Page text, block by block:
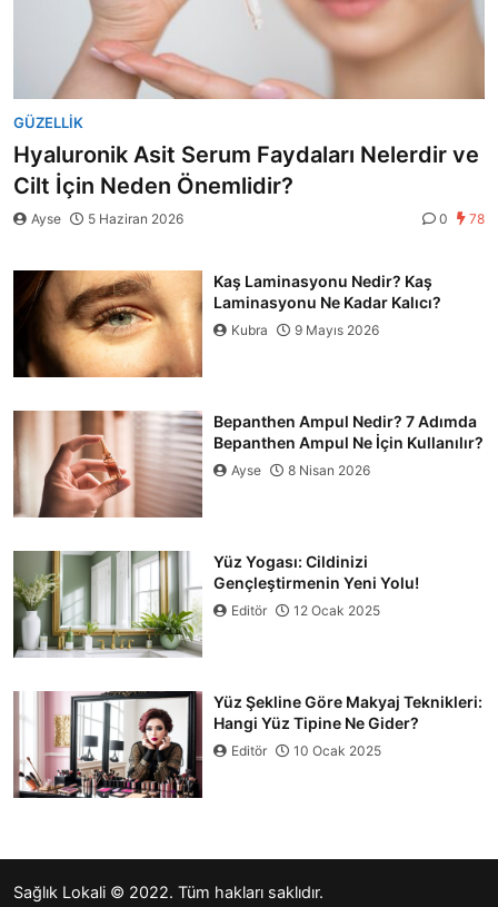
GÜZELLIK
Hyaluronik Asit Serum Faydaları Nelerdir ve
Cilt İçin Neden Önemlidir?
Ayse 5 Haziran 2026 0 78
Kaş Laminasyonu Nedir? Kaş
Laminasyonu Ne Kadar Kalıcı?
Kubra 9 Mayıs 2026
Bepanthen Ampul Nedir? 7 Adımda
Bepanthen Ampul Ne İçin Kullanılır?
Ayse 8 Nisan 2026
Yüz Yogası: Cildinizi
Gençleştirmenin Yeni Yolu!
Editör 12 Ocak 2025
Yüz Şekline Göre Makyaj Teknikleri:
Hangi Yüz Tipine Ne Gider?
Editör 10 Ocak 2025
Sağlık Lokali © 2022. Tüm hakları saklıdır.